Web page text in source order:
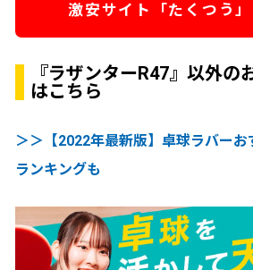
激安サイト「たくつう」
『ラザンターR47』以外の
はこちら
＞＞【2022年最新版】卓球ラバー
ランキングも